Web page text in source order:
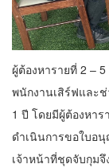
ผู้ต้องหารายที่ 2 –
พนักงานเสิร์ฟและ
1 ปี โดยมีผู้ต้องหาร
ดำเนินการขอใบอ
เจ้าหน้าที่ชุดจับกุม